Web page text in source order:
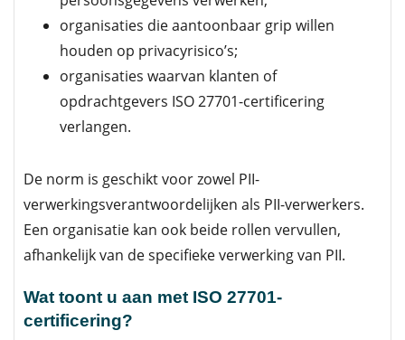
organisaties die aantoonbaar grip willen
houden op privacyrisico’s;
organisaties waarvan klanten of
opdrachtgevers ISO 27701-certificering
verlangen.
De norm is geschikt voor zowel PII-
verwerkingsverantwoordelijken als PII-verwerkers.
Een organisatie kan ook beide rollen vervullen,
afhankelijk van de specifieke verwerking van PII.
Wat toont u aan met ISO 27701-
certificering?